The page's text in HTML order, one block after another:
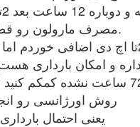
مصرف مارولون رو قطع کردم.
می دونم 2تا اچ دی اضافی خوردم
و امکان بارداری
دارم و 72 ساعت نشده کمکم
روش اورژانسی رو
یعنی احتمال